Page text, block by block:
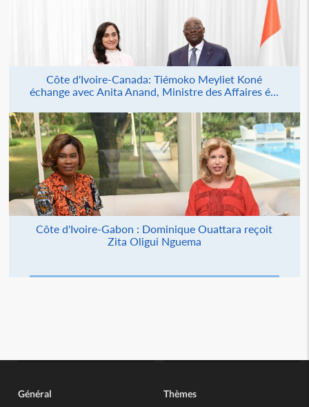
Côte d'Ivoire-Canada: Tiémoko Meyliet Koné
échange avec Anita Anand, Ministre des Affaires é...
Côte d'Ivoire-Gabon : Dominique Ouattara reçoit
Zita Oligui Nguema
Général Thèmes